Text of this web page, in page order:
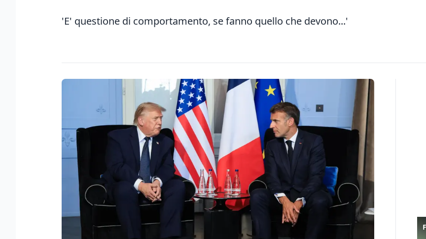
'E' questione di comportamento, se fanno quello che devono...'